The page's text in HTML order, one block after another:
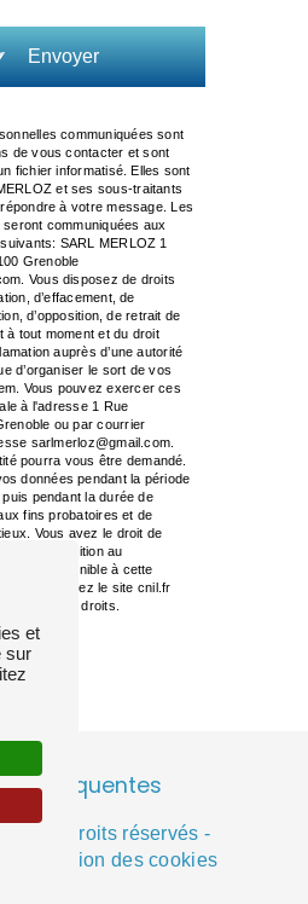
Envoyer
communiquées sont
de vous contacter et sont
fichier informatisé. Elles sont
et ses sous-traitants
à votre message. Les
communiquées aux
SARL MERLOZ 1
Grenoble
Vous disposez de droits
d’effacement, de
d’opposition, de retrait de
à tout moment et du droit
auprès d’une autorité
d’organiser le sort de vos
Vous pouvez exercer ces
à l'adresse 1 Rue
ou par courrier
sarlmerloz@gmail.com.
pourra vous être demandé.
données pendant la période
pendant la durée de
fins probatoires et de
Vous avez le droit de
d'opposition au
disponible à cette
. Consultez le site cnil.fr
sur vos droits.
fréquentes
- Tous droits réservés -
Gestion des cookies
et
sur